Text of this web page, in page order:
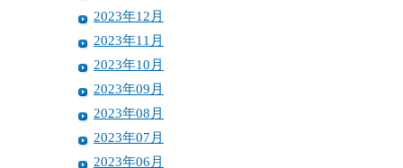
2023年12月
2023年11月
2023年10月
2023年09月
2023年08月
2023年07月
2023年06月